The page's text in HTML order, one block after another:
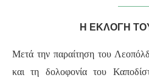
Η ΕΚΛΟΓΗ
Μετά την παραίτηση του
και τη δολοφονία του